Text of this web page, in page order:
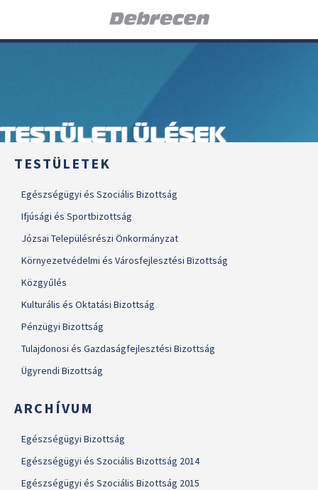
TESTÜLETI ÜLÉSEK
TESTÜLETEK
Egészségügyi és Szociális Bizottság
Ifjúsági és Sportbizottság
Józsai Településrészi Önkormányzat
Környezetvédelmi és Városfejlesztési Bizottság
Közgyűlés
Kulturális és Oktatási Bizottság
Pénzügyi Bizottság
Tulajdonosi és Gazdaságfejlesztési Bizottság
Ügyrendi Bizottság
ARCHÍVUM
Egészségügyi Bizottság
Egészségügyi és Szociális Bizottság 2014
Egészségügyi és Szociális Bizottság 2015